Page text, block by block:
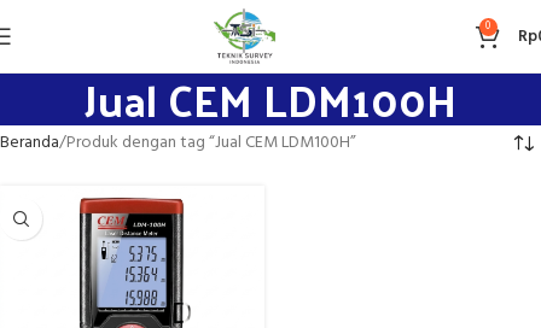
0 Rp
Jual CEM LDM100H
Beranda Produk dengan tag “Jual CEM LDM100H”